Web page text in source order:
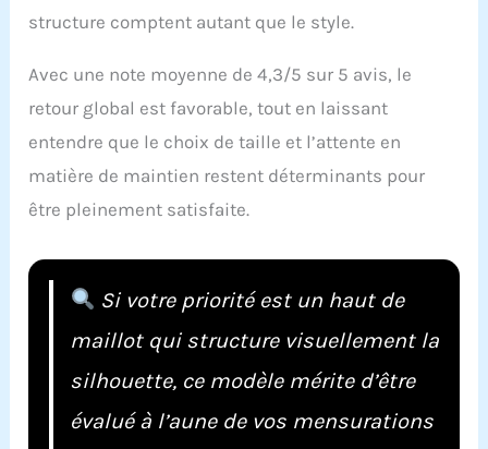
structure comptent autant que le style.
Avec une note moyenne de 4,3/5 sur 5 avis, le
retour global est favorable, tout en laissant
entendre que le choix de taille et l’attente en
matière de maintien restent déterminants pour
être pleinement satisfaite.
Si votre priorité est un haut de
maillot qui structure visuellement la
silhouette, ce modèle mérite d’être
évalué à l’aune de vos mensurations